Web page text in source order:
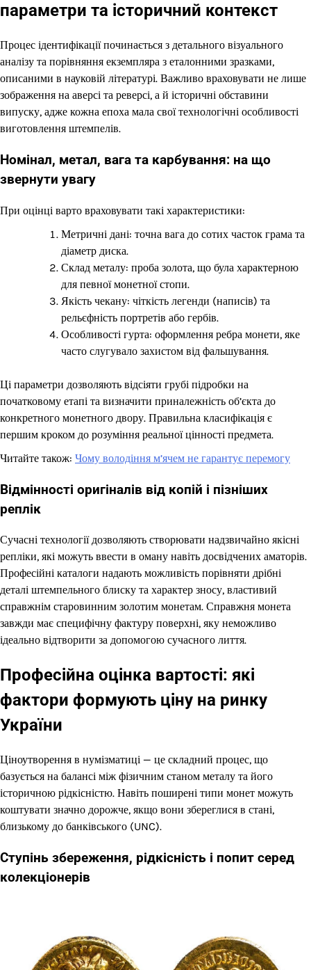
параметри та історичний контекст
Процес ідентифікації починається з детального візуального
аналізу та порівняння екземпляра з еталонними зразками,
описаними в науковій літературі. Важливо враховувати не лише
зображення на аверсі та реверсі, а й історичні обставини
випуску, адже кожна епоха мала свої технологічні особливості
виготовлення штемпелів.
Номінал, метал, вага та карбування: на що
звернути увагу
При оцінці варто враховувати такі характеристики:
Метричні дані: точна вага до сотих часток грама та
діаметр диска.
Склад металу: проба золота, що була характерною
для певної монетної стопи.
Якість чекану: чіткість легенди (написів) та
рельєфність портретів або гербів.
Особливості гурта: оформлення ребра монети, яке
часто слугувало захистом від фальшування.
Ці параметри дозволяють відсіяти грубі підробки на
початковому етапі та визначити приналежність об’єкта до
конкретного монетного двору. Правильна класифікація є
першим кроком до розуміння реальної цінності предмета.
Читайте також: Чому володіння м’ячем не гарантує перемогу
Відмінності оригіналів від копій і пізніших
реплік
Сучасні технології дозволяють створювати надзвичайно якісні
репліки, які можуть ввести в оману навіть досвідчених аматорів.
Професійні каталоги надають можливість порівняти дрібні
деталі штемпельного блиску та характер зносу, властивий
справжнім старовинним золотим монетам. Справжня монета
завжди має специфічну фактуру поверхні, яку неможливо
ідеально відтворити за допомогою сучасного лиття.
Професійна оцінка вартості: які
фактори формують ціну на ринку
України
Ціноутворення в нумізматиці — це складний процес, що
базується на балансі між фізичним станом металу та його
історичною рідкісністю. Навіть поширені типи монет можуть
коштувати значно дорожче, якщо вони збереглися в стані,
близькому до банківського (UNC).
Ступінь збереження, рідкісність і попит серед
колекціонерів